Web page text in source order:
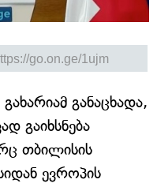
განაცხადა,
გაიხსნება
თბილისის
ევროპის